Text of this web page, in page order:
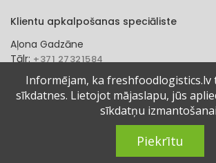
Klientu apkalpošanas speciāliste
Aļona Gadzāne
Tālr:+371 27321584
e-pasts:
© 2024 Fresh Food Logistics SIA. Visas
Informējam, ka freshfoodlogistics.lv
sīkdatnes. Lietojot mājaslapu, jūs
sīkdatņu
Piekrītu